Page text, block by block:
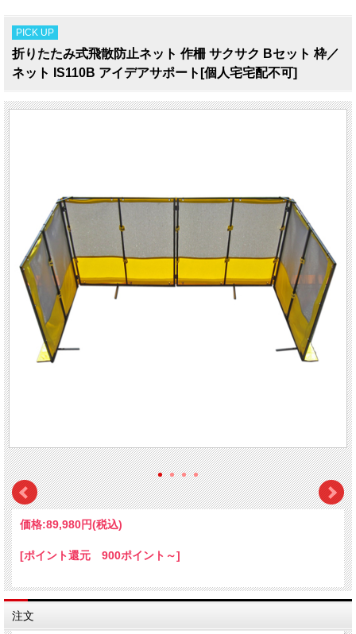
PICK UP
折りたたみ式飛散防止ネット 作柵 サクサク Bセット 枠／
ネット IS110B アイデアサポート[個人宅宅配不可]
価格:89,980円(税込)
[ポイント還元 900ポイント～]
注文